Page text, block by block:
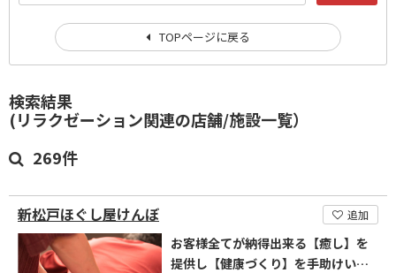
検索結果
(リラクゼーション関連の店舗/施設一覧）
269件
新松戸ほぐし屋けんぼ 追加
お客様全てが納得出来る【癒し】を
提供し【健康づくり】を手助けいた
TOPページに戻る